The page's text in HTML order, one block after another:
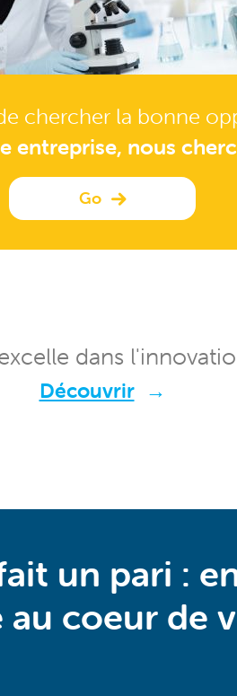
chercher la bonne
entreprise, nous
Go
dans
Découvrir
un pari :
coeur de